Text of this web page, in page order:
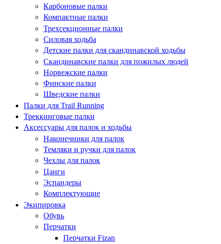
Карбоновые палки
Компактные палки
Трехсекционные палки
Силовая ходьба
Детские палки для скандинавской ходьбы
Скандинавские палки для пожилых людей
Норвежские палки
Финские палки
Шведские палки
Палки для Trail Running
Треккинговые палки
Аксессуары для палок и ходьбы
Наконечники для палок
Темляки и ручки для палок
Чехлы для палок
Цанги
Эспандеры
Комплектующие
Экипировка
Обувь
Перчатки
Перчатки Fizan